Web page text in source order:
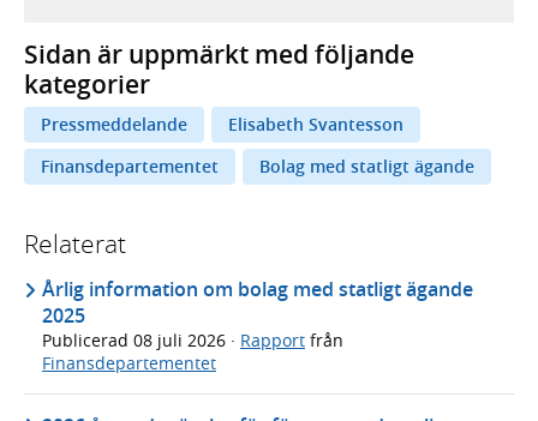
Sidan är uppmärkt med följande
kategorier
Pressmeddelande
Elisabeth Svantesson
Finansdepartementet
Bolag med statligt ägande
Relaterat
Årlig information om bolag med statligt ägande
2025
Publicerad 08 juli 2026 · Rapport från
Finansdepartementet